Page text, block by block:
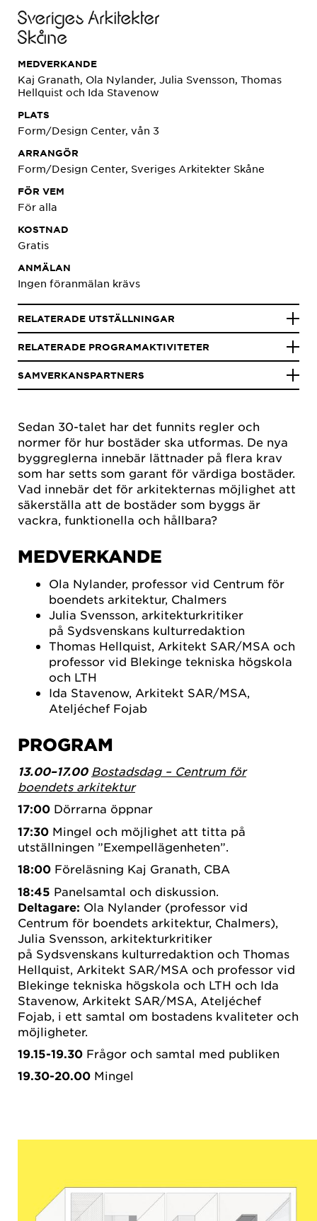
Sedan 30-talet har det funnits regler och
normer för hur bostäder ska utformas. De nya
byggreglerna innebär lättnader på flera krav
som har setts som garant för värdiga bostäder.
Vad innebär det för arkitekternas möjlighet att
säkerställa att de bostäder som byggs är
vackra, funktionella och hållbara?
MEDVERKANDE
Ola Nylander, professor vid Centrum för
boendets arkitektur, Chalmers
Julia Svensson, arkitekturkritiker
på Sydsvenskans kulturredaktion
Thomas Hellquist, Arkitekt SAR/MSA och
professor vid Blekinge tekniska högskola
och LTH
Ida Stavenow, Arkitekt SAR/MSA,
Ateljéchef Fojab
PROGRAM
13.00–17.00 Bostadsdag – Centrum för
boendets arkitektur
17:00 Dörrarna öppnar
17:30 Mingel och möjlighet att titta på
utställningen ”Exempellägenheten”.
18:00 Föreläsning Kaj Granath, CBA
18:45 Panelsamtal och diskussion.
Deltagare: Ola Nylander (professor vid
Centrum för boendets arkitektur, Chalmers),
Julia Svensson, arkitekturkritiker
på Sydsvenskans kulturredaktion och Thomas
Hellquist, Arkitekt SAR/MSA och professor vid
Blekinge tekniska högskola och LTH och Ida
Stavenow, Arkitekt SAR/MSA, Ateljéchef
Fojab, i ett samtal om bostadens kvaliteter och
möjligheter.
19.15-19.30 Frågor och samtal med publiken
19.30-20.00 Mingel
MEDVERKANDE
Kaj Granath, Ola Nylander, Julia Svensson, Thomas
Hellquist och Ida Stavenow
PLATS
Form/Design Center, vån 3
ARRANGÖR
Form/Design Center, Sveriges Arkitekter Skåne
FÖR VEM
För alla
KOSTNAD
Gratis
ANMÄLAN
Ingen föranmälan krävs
RELATERADE UTSTÄLLNINGAR
RELATERADE PROGRAMAKTIVITETER
SAMVERKANSPARTNERS